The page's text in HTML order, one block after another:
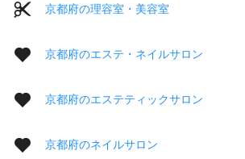
京都府の理容室・美容室
京都府のエステ・ネイルサロン
京都府のエステティックサロン
京都府のネイルサロン